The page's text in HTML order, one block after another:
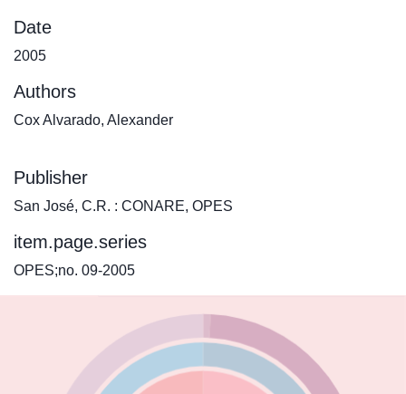
Date
2005
Authors
Cox Alvarado, Alexander
Publisher
San José, C.R. : CONARE, OPES
item.page.series
OPES;no. 09-2005